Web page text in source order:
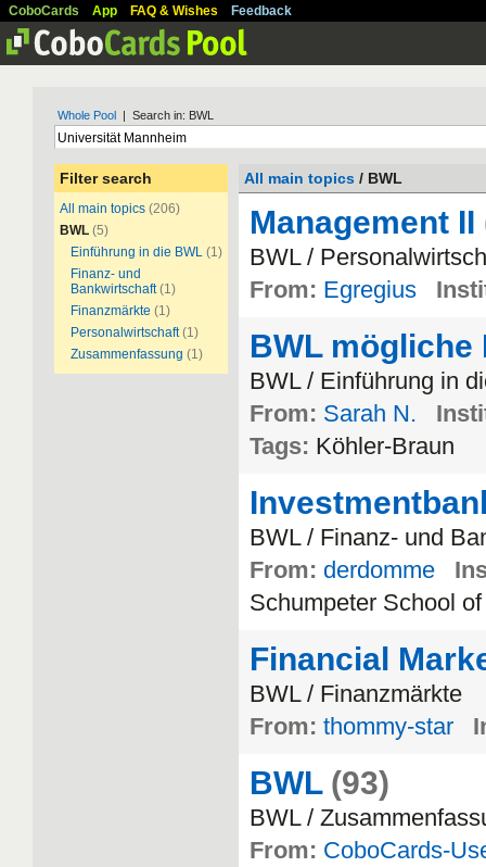
CoboCards App FAQ & Wishes Feedback
Whole Pool | Search in: BWL
Filter search
All main topics (206)
BWL (5)
Einführung in die BWL (1)
Finanz- und
Bankwirtschaft (1)
Finanzmärkte (1)
Personalwirtschaft (1)
Zusammenfassung (1)
All main topics / BWL
Management II
BWL /
From: Egregius
BWL
BWL / Einführung in
From: Sarah N.
Tags: Köhler-Braun
BWL / Finanz- und
From: derdomme
Schumpeter School
Financial
BWL / Finanzmärkte
From: thommy-star
BWL (93)
BWL /
From: CoboCards-